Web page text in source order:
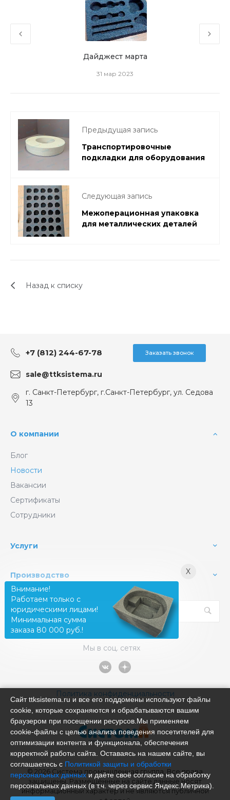
Дайджест марта
31 мар 2023
Предыдущая запись
Транспортировочные
подкладки для оборудования
Следующая запись
Межоперационная упаковка
для металлических деталей
Назад к списку
+7 (812) 244-67-78 Заказать звонок
sale@ttksistema.ru
г. Санкт-Петербург, г.Санкт-Петербург, ул. Седова
13
О компании
Блог
Новости
Вакансии
Сертификаты
Сотрудники
Услуги
Производство
Мы в соц. сетях
Политика конфиденциальности
© 2026 Система промышленная группа, Все права
защищены. Размещённые на сайте данные носят
информационный характер и не являются публичной
X
Внимание!
Работаем только с
юридическими лицами!
Минимальная сумма
заказа 80 000 руб.!
Сайт ttksistema.ru и все его поддомены используют файлы
cookie, которые сохраняются и обрабатываются вашим
браузером при посещении ресурсов.Мы применяем
cookie‑файлы с целью анализа поведения посетителей для
оптимизации контента и функционала, обеспечения
корректной работы сайта. Оставаясь на нашем сайте, вы
соглашаетесь с Политикой защиты и обработки
персональных данныхи даёте своё согласие на обработку
персональных данных (в т.ч. через сервис Яндекс.Метрика).